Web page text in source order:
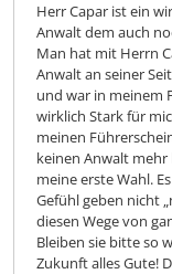
Herr Capar ist ein
Anwalt dem auch
Man hat mit Herrn
Anwalt an seiner
und war in meinem
wirklich Stark für
meinen
keinen Anwalt mehr
meine erste Wahl.
Gefühl geben nicht
diesen Wege von
Bleiben sie bitte so
Zukunft alles Gute!